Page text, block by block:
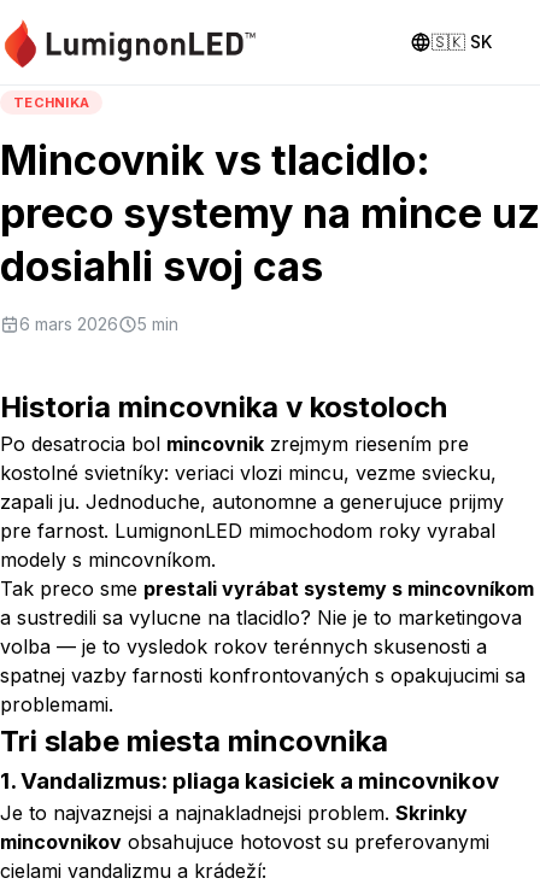
🇸🇰 SK
TECHNIKA
Mincovnik vs tlacidlo:
preco systemy na mince uz
dosiahli svoj cas
6 mars 2026 5 min
Historia mincovnika v kostoloch
Po desatrocia bol mincovnik zrejmym riesením pre
kostolné svietníky: veriaci vlozi mincu, vezme sviecku,
zapali ju. Jednoduche, autonomne a generujuce prijmy
pre farnost. LumignonLED mimochodom roky vyrabal
modely s mincovníkom.
Tak preco sme prestali vyrábat systemy s mincovníkom
a sustredili sa vylucne na tlacidlo? Nie je to marketingova
volba — je to vysledok rokov terénnych skusenosti a
spatnej vazby farnosti konfrontovaných s opakujucimi sa
problemami.
Tri slabe miesta mincovnika
1. Vandalizmus: pliaga kasiciek a mincovnikov
Je to najvaznejsi a najnakladnejsi problem. Skrinky
mincovnikov obsahujuce hotovost su preferovanymi
cielami vandalizmu a krádeží: